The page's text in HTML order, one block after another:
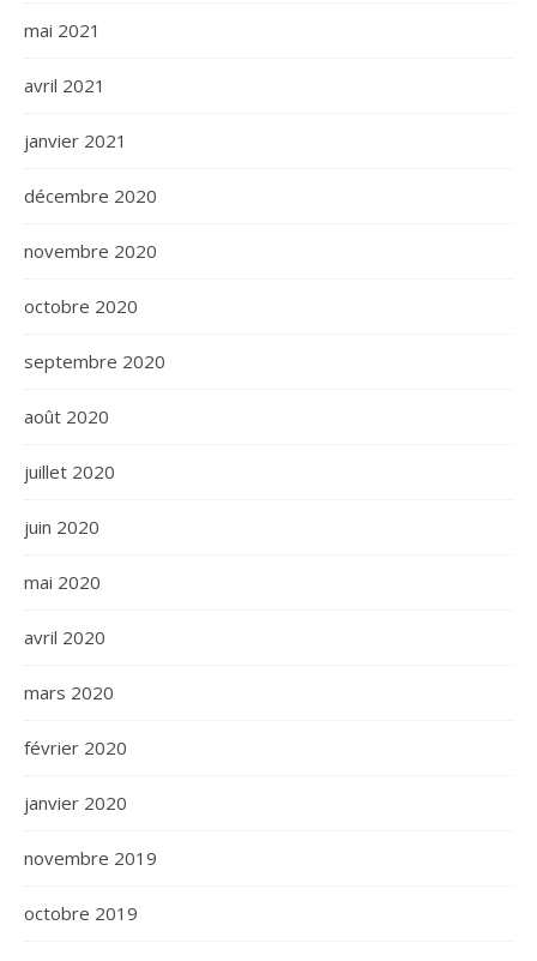
mai 2021
avril 2021
janvier 2021
décembre 2020
novembre 2020
octobre 2020
septembre 2020
août 2020
juillet 2020
juin 2020
mai 2020
avril 2020
mars 2020
février 2020
janvier 2020
novembre 2019
octobre 2019